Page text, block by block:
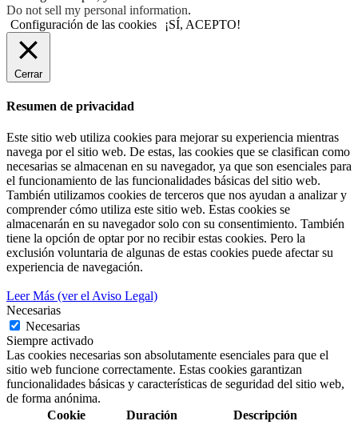
Do not sell my personal information.
Configuración de las cookies
¡SÍ, ACEPTO!
Cerrar
Resumen de privacidad
Este sitio web utiliza cookies para mejorar su experiencia mientras
navega por el sitio web. De estas, las cookies que se clasifican como
necesarias se almacenan en su navegador, ya que son esenciales para
el funcionamiento de las funcionalidades básicas del sitio web.
También utilizamos cookies de terceros que nos ayudan a analizar y
comprender cómo utiliza este sitio web. Estas cookies se
almacenarán en su navegador solo con su consentimiento. También
tiene la opción de optar por no recibir estas cookies. Pero la
exclusión voluntaria de algunas de estas cookies puede afectar su
experiencia de navegación.
Leer Más (ver el Aviso Legal)
Necesarias
Necesarias
Siempre activado
Las cookies necesarias son absolutamente esenciales para que el
sitio web funcione correctamente. Estas cookies garantizan
funcionalidades básicas y características de seguridad del sitio web,
de forma anónima.
Cookie
Duración Descripción